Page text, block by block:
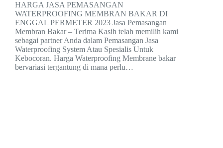
HARGA JASA PEMASANGAN
WATERPROOFING MEMBRAN BAKAR DI
ENGGAL PERMETER 2023 Jasa Pemasangan
Membran Bakar – Terima Kasih telah memilih kami
sebagai partner Anda dalam Pemasangan Jasa
Waterproofing System Atau Spesialis Untuk
Kebocoran. Harga Waterproofing Membrane bakar
bervariasi tergantung di mana perlu…